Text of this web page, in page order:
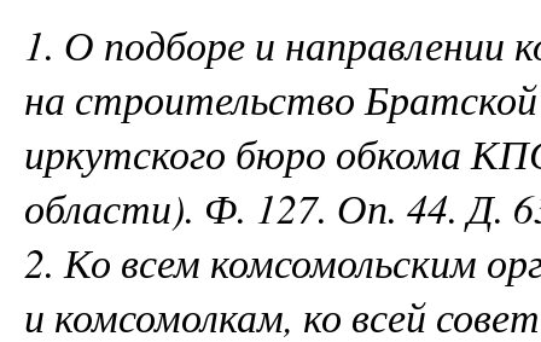
1. О подборе и направлении
на строительство
иркутского бюро обкома
области). Ф. 127. Оп. 44. Д.
2. Ко всем комсомольским
и комсомолкам, ко всей